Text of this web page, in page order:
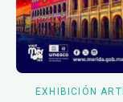
EXHIBICIÓN